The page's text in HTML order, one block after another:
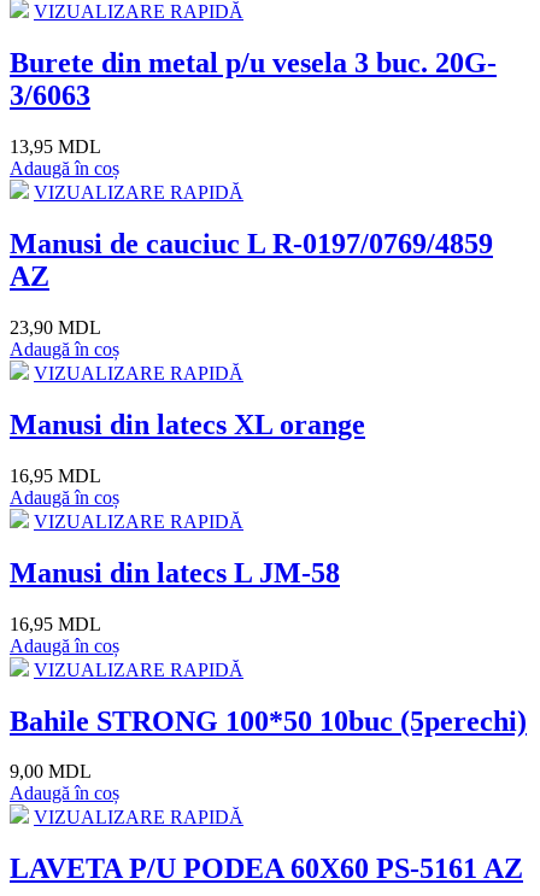
VIZUALIZARE RAPIDĂ
Burete din metal p/u vesela 3 buc. 20G-
3/6063
13,95 MDL
Adaugă în coș
VIZUALIZARE RAPIDĂ
Manusi de cauciuc L R-0197/0769/4859
AZ
23,90 MDL
Adaugă în coș
VIZUALIZARE RAPIDĂ
Manusi din latecs XL orange
16,95 MDL
Adaugă în coș
VIZUALIZARE RAPIDĂ
Manusi din latecs L JM-58
16,95 MDL
Adaugă în coș
VIZUALIZARE RAPIDĂ
Bahile STRONG 100*50 10buc (5perechi)
9,00 MDL
Adaugă în coș
VIZUALIZARE RAPIDĂ
LAVETA P/U PODEA 60X60 PS-5161 AZ